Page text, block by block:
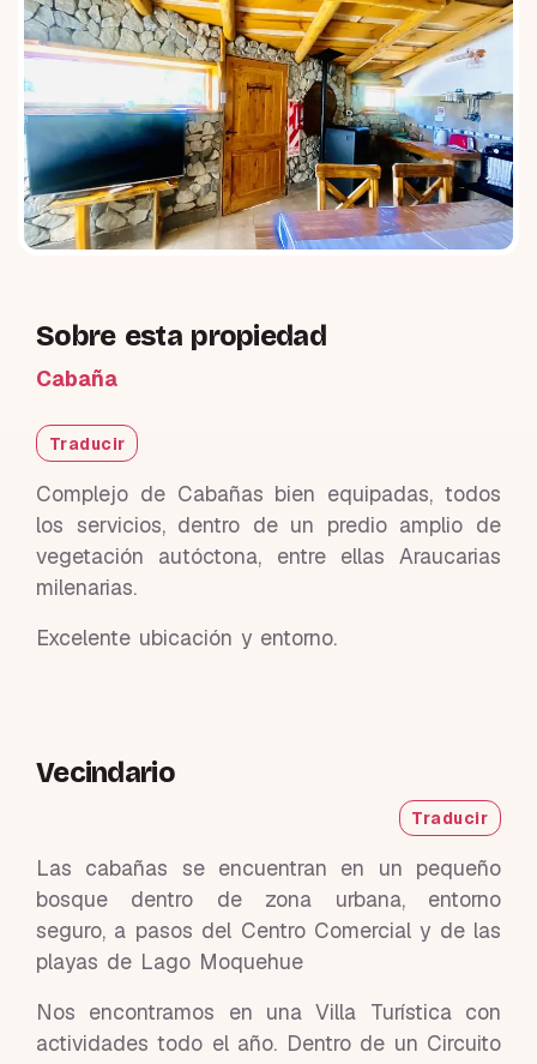
Sobre esta propiedad
Cabaña
Traducir
Complejo de Cabañas bien equipadas, todos
los servicios, dentro de un predio amplio de
vegetación autóctona, entre ellas Araucarias
milenarias.
Excelente ubicación y entorno.
Vecindario
Traducir
Las cabañas se encuentran en un pequeño
bosque dentro de zona urbana, entorno
seguro, a pasos del Centro Comercial y de las
playas de Lago Moquehue
Nos encontramos en una Villa Turística con
actividades todo el año. Dentro de un Circuito